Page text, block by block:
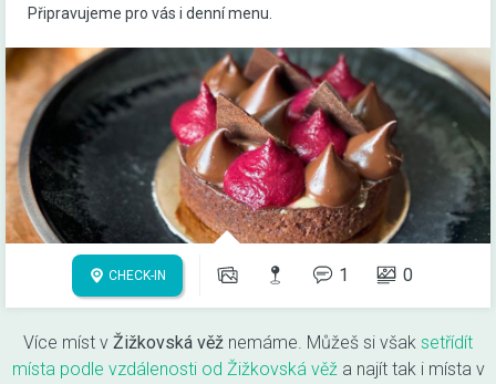
Připravujeme pro vás i denní menu.
CHECK-IN 1 0
Více míst v Žižkovská věž nemáme. Můžeš si však setřídít
místa podle vzdálenosti od Žižkovská věža najít tak i místa v